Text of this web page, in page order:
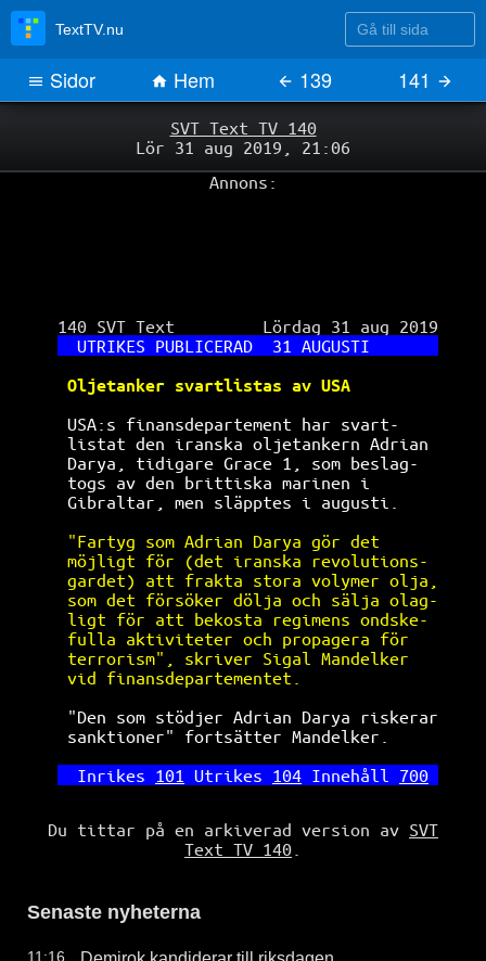
SVT Text TV 140
Lör 31 aug 2019, 21:06
Annons:
140 SVT Text         Lördag 31 aug 2019
UTRIKES PUBLICERAD  31 AUGUSTI
Oljetanker svartlistas av USA
USA:s finansdepartement har svart-
listat den iranska oljetankern Adrian
Darya, tidigare Grace 1, som beslag-
togs av den brittiska marinen i
Gibraltar, men släpptes i augusti.
"Fartyg som Adrian Darya gör det
möjligt för (det iranska revolutions-
gardet) att frakta stora volymer olja,
som det försöker dölja och sälja olag-
ligt för att bekosta regimens ondske-
fulla aktiviteter och propagera för
terrorism", skriver Sigal Mandelker
vid finansdepartementet.
"Den som stödjer Adrian Darya riskerar
sanktioner" fortsätter Mandelker.
Inrikes 101 Utrikes 104 Innehåll 700
Du tittar på en arkiverad version av SVT
Text TV 140
Senaste nyheterna
11:16
TextTV.nu Gå till sida
Sidor Hem 139 141